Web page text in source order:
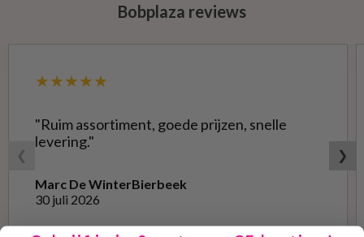
Bobplaza reviews
❮
★★★★★
"Ruim assortiment, goede prijzen, snelle
levering."
Marc De WinterBierbeek
30 juli 2026
❯